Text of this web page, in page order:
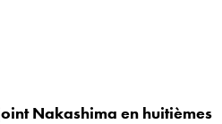
Nakashima en huitièmes